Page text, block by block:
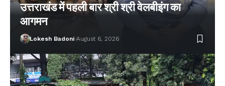
उत्तराखंड में पहली बार श्री श्री वेलबीइंग का
आगमन
Lokesh Badoni August 6, 2026